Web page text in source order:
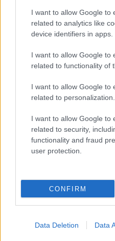
I want to allow Google to
related to analytics like
device identifiers in apps.
I want to allow Google to
related to functionality of
I want to allow Google to
related to personalization.
I want to allow Google to
related to security,
functionality and fraud
user protection.
CONFIRM
Data Deletion Data
06/
Ποιοί
02/
Ποιοί